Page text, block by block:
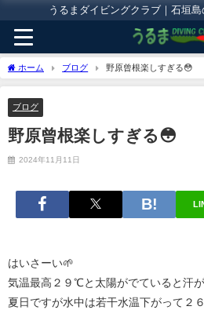
うるまダイビングクラブ｜石垣
ホーム ブログ 野原曾根楽しすぎる😳
ブログ
野原曾根楽しすぎる😳
2024年11月11日
はいさーい🌱
気温最高２９℃と太陽がでていると汗
夏日ですが水中は若干水温下がって２